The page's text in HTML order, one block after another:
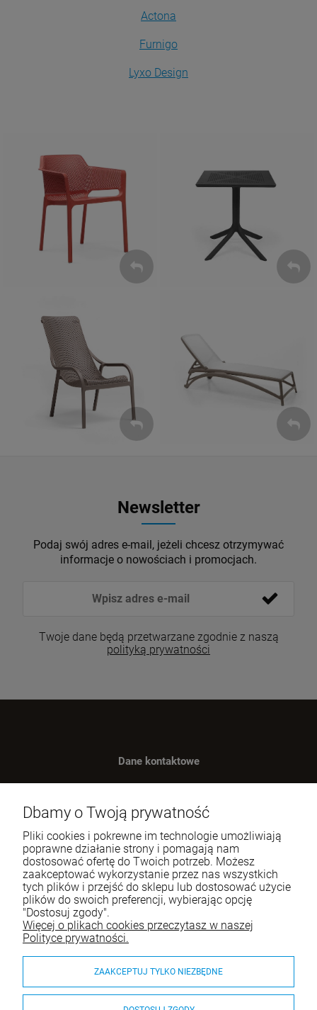
Actona
Furnigo
Lyxo Design
ZOBACZ ZOBACZ
Newsletter
Podaj swój adres e-mail, jeżeli chcesz otrzymywać
informacje o nowościach i promocjach.
Twoje dane będą przetwarzane zgodnie z naszą
polityką prywatności
Dane kontaktowe
ul. Wręczycka 268
42-202 Częstochowa
NIP: 9492236947
Tel.:
795-760-030
E-mail: sklep@itali.pl
Pomoc
Moje konto
Płatności i dostawa
Dbamy o Twoją prywatność
Pliki cookies i pokrewne im technologie umożliwiają
poprawne działanie strony i pomagają nam
dostosować ofertę do Twoich potrzeb. Możesz
zaakceptować wykorzystanie przez nas wszystkich
tych plików i przejść do sklepu lub dostosować użycie
plików do swoich preferencji, wybierając opcję
"Dostosuj zgody".
Więcej o plikach cookies przeczytasz w naszej
Polityce prywatności.
ZAAKCEPTUJ TYLKO NIEZBĘDNE